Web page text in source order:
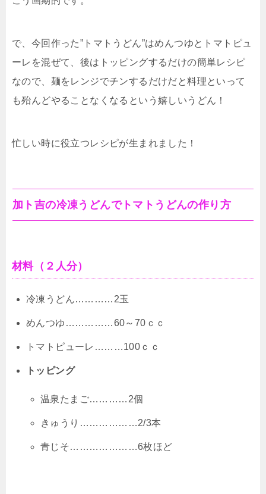
で、今回作った”トマトうどん”はめんつゆとトマトピュ
ーレを混ぜて、後はトッピングするだけの簡単レシピ
なので、麺をレンジでチンするだけだと料理といって
も殆んどやることなくなるという嬉しいうどん！
忙しい時に役立つレシピが生まれました！
加ト吉の冷凍うどんでトマトうどんの作り方
材料（２人分）
冷凍うどん…………2玉
めんつゆ……………60～70ｃｃ
トマトピューレ………100ｃｃ
トッピング
温泉たまご…………2個
きゅうり………………2/3本
青じそ…………………6枚ほど